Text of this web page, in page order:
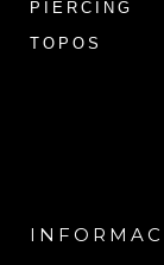
PIERCING
TOPOS